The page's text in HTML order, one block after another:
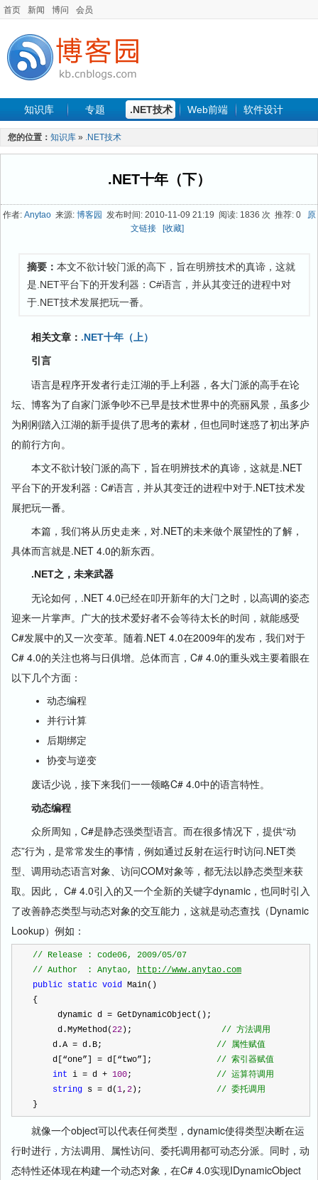
首页 新闻 博问 会员
知识库 专题 .NET技术 Web前端 软件设计
手机开发 软件工程
最新文章
您的位置： 知识库 » .NET技术
.NET十年（下）
作者: Anytao来源: 博客园 发布时间: 2010-11-09 21:19 阅读: 1836 次 推荐: 0
原
文链接
[收藏]
摘要： 本文不欲计较门派的高下，旨在明辨技术的真谛，这就
是.NET平台下的开发利器：C#语言，并从其变迁的进程中对
于.NET技术发展把玩一番。
相关文章： .NET十年（上）
引言
语言是程序开发者行走江湖的手上利器，各大门派的高手在论
坛、博客为了自家门派争吵不已早是技术世界中的亮丽风景，虽多少
为刚刚踏入江湖的新手提供了思考的素材，但也同时迷惑了初出茅庐
的前行方向。
本文不欲计较门派的高下，旨在明辨技术的真谛，这就是.NET
平台下的开发利器：C#语言，并从其变迁的进程中对于.NET技术发
展把玩一番。
本篇，我们将从历史走来，对.NET的未来做个展望性的了解，
具体而言就是.NET 4.0的新东西。
.NET之，未来武器
无论如何，.NET 4.0已经在叩开新年的大门之时，以高调的姿态
迎来一片掌声。广大的技术爱好者不会等待太长的时间，就能感受
C#发展中的又一次变革。随着.NET 4.0在2009年的发布，我们对于
C# 4.0的关注也将与日俱增。总体而言，C# 4.0的重头戏主要着眼在
以下几个方面：
动态编程
并行计算
后期绑定
协变与逆变
废话少说，接下来我们一一领略C# 4.0中的语言特性。
动态编程
众所周知，C#是静态强类型语言。而在很多情况下，提供“动
态”行为，是常常发生的事情，例如通过反射在运行时访问.NET类
型、调用动态语言对象、访问COM对象等，都无法以静态类型来获
取。因此， C# 4.0引入的又一个全新的关键字dynamic，也同时引入
了改善静态类型与动态对象的交互能力，这就是动态查找（Dynamic
Lookup）例如：
// Release : code06, 2009/05/07
// Author  : Anytao, http://www.anytao.com
public static void Main()
{
     dynamic d
= GetDynamicObject();
     d.MyMethod(
22 ); // 方法调用
    d.A
= d.B; // 属性赋值
    d[“one”]
= d[“two”]; // 索引器赋值
int i = d + 100; // 运算符调用
string s = d(1, 2 ); // 委托调用
}
就像一个object可以代表任何类型，dynamic使得类型决断在运
行时进行，方法调用、属性访问、委托调用都可动态分派。同时，动
态特性还体现在构建一个动态对象，在C# 4.0实现IDynamicObject